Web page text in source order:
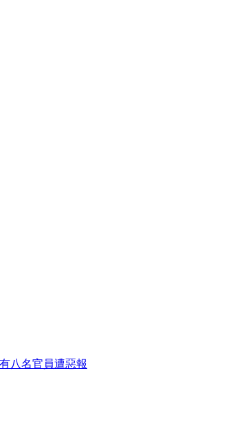
八名官員遭惡報